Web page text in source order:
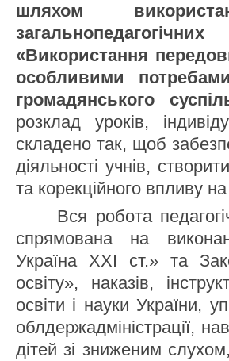
шляхом
«Використання
особливими
громадянського
розклад уроків,
складено так, щоб
діяльності учнів,
та корекційного впливу
Вся робота
спрямована на
Україна ХХІ ст.» та
освіту», наказів,
освіти і науки України,
облдержадміністрації,
дітей зі зниженим